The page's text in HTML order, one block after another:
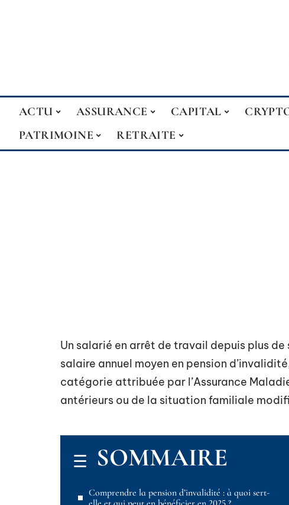
ACTU ASSURANCE CAPITAL
PATRIMOINE
RETRAITE
Un salarié en arrêt de travail depuis plus de
salaire annuel moyen en pension
catégorie attribuée par l’Assurance
antérieurs ou de la situation familiale
SOMMAIRE
Comprendre la pension d’invalidité : à quoi sert-